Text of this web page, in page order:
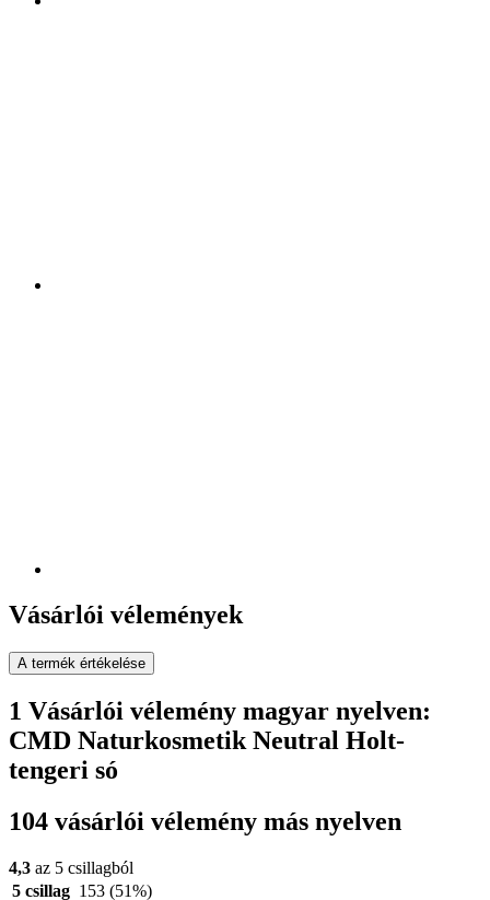
Vásárlói vélemények
A termék értékelése
1 Vásárlói vélemény magyar nyelven:
CMD Naturkosmetik Neutral Holt-
tengeri só
104 vásárlói vélemény más nyelven
4,3 az 5 csillagból
5 csillag 153 (51%)